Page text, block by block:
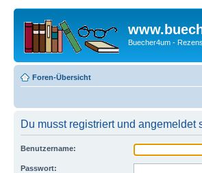
Buecher4um -
Foren-Übersicht
Du musst registriert und
Benutzername:
Passwort: